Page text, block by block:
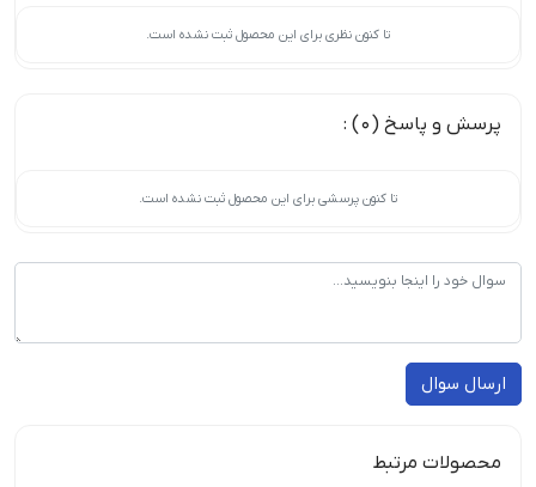
تا کنون نظری برای این محصول ثبت نشده است.
پرسش و پاسخ (0) :
تا کنون پرسشی برای این محصول ثبت نشده است.
ارسال سوال
محصولات مرتبط